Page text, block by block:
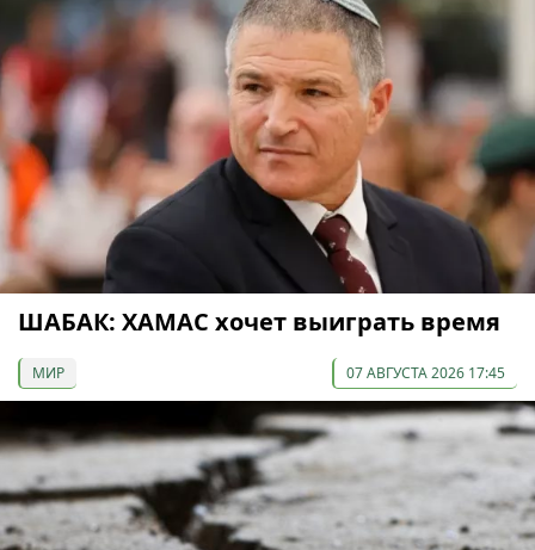
ШАБАК: ХАМАС хочет выиграть время
МИР 07 АВГУСТА 2026 17:45